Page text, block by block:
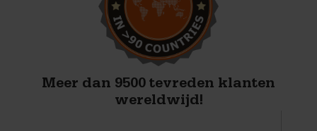
Meer dan 9500 tevreden klanten
wereldwijd!